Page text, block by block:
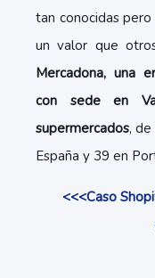
tan conocidas
un valor que
Mercadona, una
con sede en
supermercados,
España y 39 en
<<<Caso